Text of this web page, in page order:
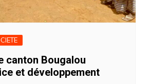
canton Bougalou
et développement